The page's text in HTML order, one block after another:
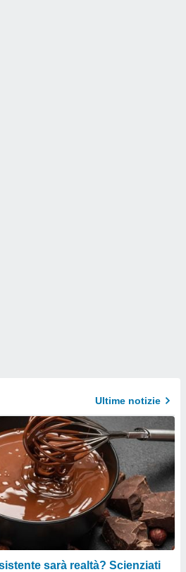
Ultime notizie
sarà realtà? Scienziati